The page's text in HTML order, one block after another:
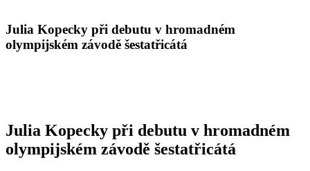
Julia Kopecky při debutu v hromadném
olympijském závodě šestatřicátá
Julia Kopecky při debutu v hromadném
olympijském závodě šestatřicátá